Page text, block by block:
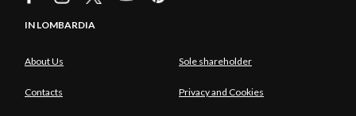
IN LOMBARDIA
About Us Sole shareholder
Contacts Privacy and Cookies